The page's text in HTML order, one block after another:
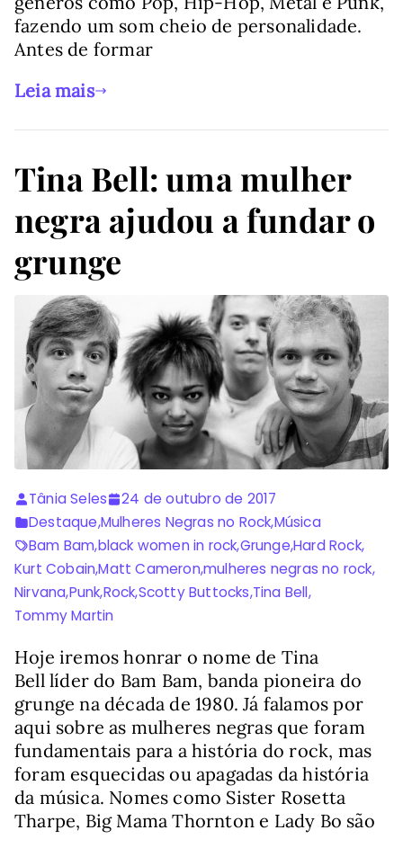
fazendo um som cheio de personalidade.
Antes de formar
Leia mais
Tina Bell: uma mulher
negra ajudou a fundar o
grunge
Tânia Seles
24 de outubro de 2017
Destaque,Mulheres Negras no Rock,Música
Bam Bam,black women in rock,Grunge,Hard Rock,
Kurt Cobain,Matt Cameron,mulheres negras no rock,
Nirvana,Punk,Rock,Scotty Buttocks,Tina Bell,
Tommy Martin
Hoje iremos honrar o nome de Tina
Bell líder do Bam Bam, banda pioneira do
grunge na década de 1980. Já falamos por
aqui sobre as mulheres negras que foram
fundamentais para a história do rock, mas
foram esquecidas ou apagadas da história
da música. Nomes como Sister Rosetta
Tharpe, Big Mama Thornton e Lady Bo são